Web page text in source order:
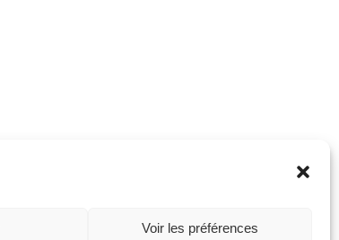
Voir les préférences